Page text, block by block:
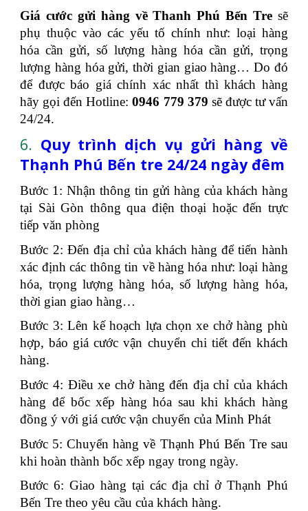
Giá cước gửi hàng về Thanh Phú Bến Tresẽ
phụ thuộc vào các yếu tố chính như: loại hàng
hóa cần gửi, số lượng hàng hóa cần gửi, trọng
lượng hàng hóa gửi, thời gian giao hàng… Do đó
để được báo giá chính xác nhất thì khách hàng
hãy gọi đến Hotline:0946 779 379 sẽ được tư vấn
24/24.
6. Quy trình dịch vụ gửi hàng về
Thạnh Phú Bến tre 24/24 ngày đêm
Bước 1: Nhận thông tin gửi hàng của khách hàng
tại Sài Gòn thông qua điện thoại hoặc đến trực
tiếp văn phòng
Bước 2: Đến địa chỉ của khách hàng để tiến hành
xác định các thông tin về hàng hóa như: loại hàng
hóa, trọng lượng hàng hóa, số lượng hàng hóa,
thời gian giao hàng…
Bước 3: Lên kế hoạch lựa chọn xe chở hàng phù
hợp, báo giá cước vận chuyển chi tiết đến khách
hàng.
Bước 4: Điều xe chở hàng đến địa chỉ của khách
hàng để bốc xếp hàng hóa sau khi khách hàng
đồng ý với giá cước vận chuyển của Minh Phát
Bước 5: Chuyển hàng về Thạnh Phú Bến Tre sau
khi hoàn thành bốc xếp ngay trong ngày.
Bước 6: Giao hàng tại các địa chỉ ở Thạnh Phú
Bến Tre theo yêu cầu của khách hàng.